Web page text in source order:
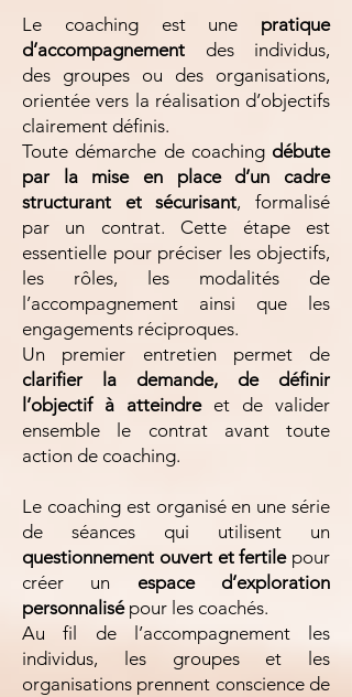
Le coaching est une pratique
d’accompagnement des individus,
des groupes ou des organisations,
orientée vers la réalisation d’objectifs
clairement définis.
Toute démarche de coaching débute
par la mise en place d’un cadre
structurant et sécurisant, formalisé
par un contrat. Cette étape est
essentielle pour préciser les objectifs,
les rôles, les modalités de
l’accompagnement ainsi que les
engagements réciproques.
Un premier entretien permet de
clarifier la demande, de définir
l’objectif à atteindreet de valider
ensemble le contrat avant toute
action de coaching.
Le coaching est organisé en une série
de séances qui utilisent un
questionnement ouvert et fertile pour
créer un espace d’exploration
personnalisépour les coachés.
Au fil de l’accompagnement les
individus, les groupes et les
organisations prennent conscience de